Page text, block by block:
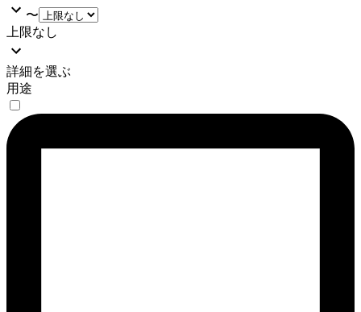
〜
上限なし
詳細を選ぶ
用途